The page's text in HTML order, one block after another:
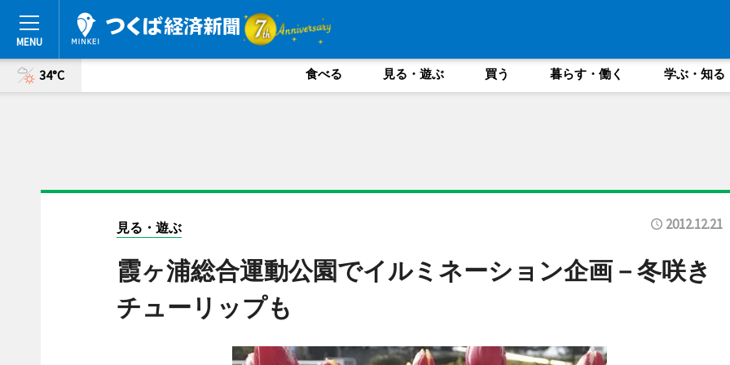
34°C 食べる 見る・遊ぶ 買う 暮らす・働く 学ぶ・知る
見る・遊ぶ 2012.12.21
霞ヶ浦総合運動公園でイルミネーション企画－冬咲き
チューリップも